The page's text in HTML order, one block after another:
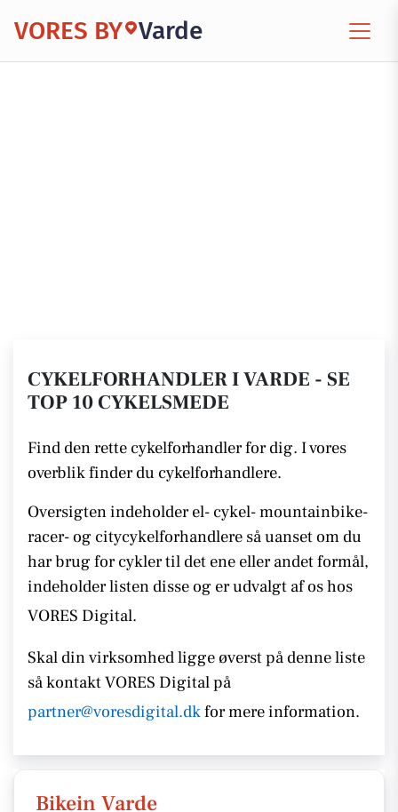
VORES BY Varde
CYKELFORHANDLER I VARDE - SE
TOP 10 CYKELSMEDE
Find den rette cykelforhandler for dig. I vores
overblik finder du cykelforhandlere.
Oversigten indeholder el- cykel- mountainbike-
racer- og citycykelforhandlere så uanset om du
har brug for cykler til det ene eller andet formål,
indeholder listen disseog er udvalgt af os hos
VORES Digital.
Skal din virksomhed ligge øverst på denne liste
så kontaktVORES Digital på
partner@voresdigital.dkfor mere information.
Bikein Varde